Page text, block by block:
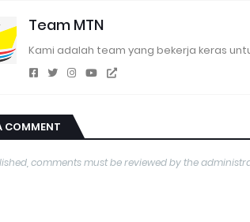
Team MTN
Kami adalah team yang bekerja keras
COMMENT
comments must be reviewed by the